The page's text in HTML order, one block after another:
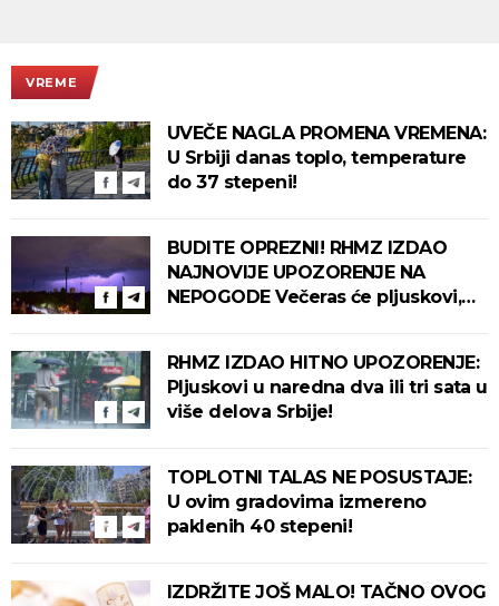
VREME
UVEČE NAGLA PROMENA VREMENA:
U Srbiji danas toplo, temperature
do 37 stepeni!
BUDITE OPREZNI! RHMZ IZDAO
NAJNOVIJE UPOZORENJE NA
NEPOGODE Večeras će pljuskovi,
RHMZ IZDAO HITNO UPOZORENJE:
Pljuskovi u naredna dva ili tri sata u
više delova Srbije!
TOPLOTNI TALAS NE POSUSTAJE:
U ovim gradovima izmereno
paklenih 40 stepeni!
IZDRŽITE JOŠ MALO! TAČNO OVOG